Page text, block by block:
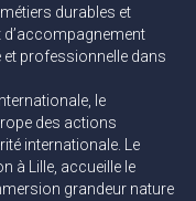
durables et
et professionnelle dans
le
des actions
internationale. Le
à Lille, accueille le
grandeur nature